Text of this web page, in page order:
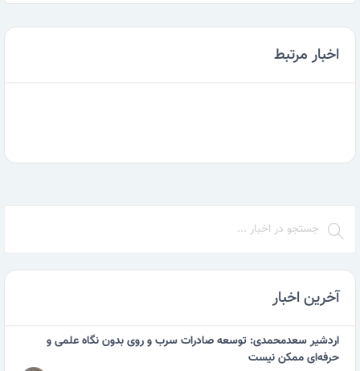
اخبار مرتبط
آخرین اخبار
اردشیر سعدمحمدی: توسعه صادرات سرب و روی بدون نگاه علمی و
حرفه‌ای ممکن نیست